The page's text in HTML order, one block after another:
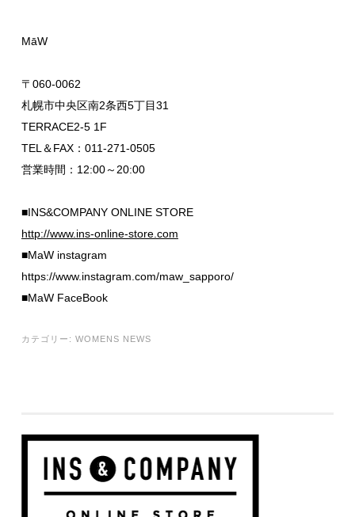
MāW
〒060-0062
札幌市中央区南2条西5丁目31
TERRACE2-5 1F
TEL＆FAX：011-271-0505
営業時間：12:00～20:00
■INS&COMPANY ONLINE STORE
http://www.ins-online-store.com
■MaW instagram
https://www.instagram.com/maw_sapporo/
■MaW FaceBook
カテゴリー: WOMENS NEWS